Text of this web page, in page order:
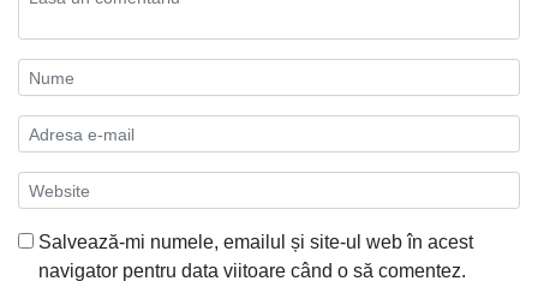
Salvează-mi numele, emailul și site-ul web în acest
navigator pentru data viitoare când o să comentez.